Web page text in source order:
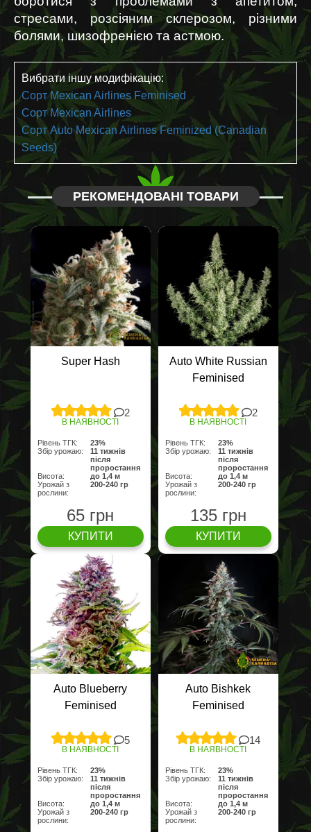
стресами, розсіяним склерозом, різними
болями, шизофренією та астмою.
Вибрати іншу модифікацію:
Сорт Mexican Airlines Feminised
Сорт Mexican Airlines
Сорт Auto Mexican Airlines Feminized (Canadian
Seeds)
РЕКОМЕНДОВАНІ ТОВАРИ
Super Hash
2
В НАЯВНОСТІ
Рівень ТГК:
23%
Збір урожаю:
11 тижнів
після
проростання
Висота:
до 1,4 м
Урожай з
рослини:
200-240 гр
65 грн
КУПИТИ
Auto White Russian
Feminised
2
В НАЯВНОСТІ
Рівень ТГК:
23%
Збір урожаю:
11 тижнів
після
проростання
Висота:
до 1,4 м
Урожай з
рослини:
200-240 гр
135 грн
КУПИТИ
Auto Blueberry
Feminised
5
В НАЯВНОСТІ
Рівень ТГК:
23%
Збір урожаю:
11 тижнів
після
проростання
Висота:
до 1,4 м
Урожай з
рослини:
200-240 гр
Auto Bishkek
Feminised
14
В НАЯВНОСТІ
Рівень ТГК:
23%
Збір урожаю:
11 тижнів
після
проростання
Висота:
до 1,4 м
Урожай з
рослини:
200-240 гр